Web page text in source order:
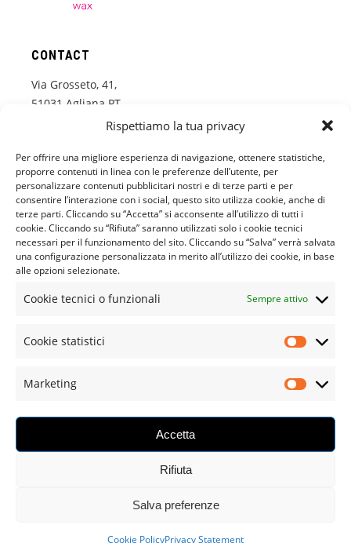
Rispettiamo la tua privacy
Per offrire una migliore esperienza di navigazione, ottenere statistiche,
proporre contenuti in linea con le preferenze dell’utente, per
personalizzare contenuti pubblicitari nostri e di terze parti e per
consentire l’interazione con i social, questo sito utilizza cookie, anche di
terze parti. Cliccando su “Accetta” si acconsente all’utilizzo di tutti i
cookie. Cliccando su “Rifiuta” saranno utilizzati solo i cookie tecnici
necessari per il funzionamento del sito. Cliccando su “Salva” verrà salvata
una configurazione personalizzata in merito all’utilizzo dei cookie, in base
alle opzioni selezionate.
Cookie tecnici o funzionali Sempre attivo
Cookie statistici
Marketing
Accetta
Rifiuta
Salva preferenze
Cookie PolicyPrivacy Statement
CONTACT
Via Grosseto, 41,
51031 Agliana PT
+39 574 673233
www.roial.it
info@roial.it
CUSTOMER SERVICE
Il Mio Account
Chi Siamo
Spedizioni e Resi
Privacy Statement
Cookie Policy
© 2024 RO.IAL. S.R.L., ALL RIGHTS RESERVED